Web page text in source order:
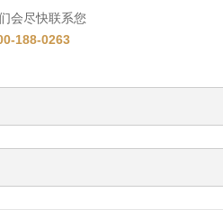
会尽快联系您
188-0263